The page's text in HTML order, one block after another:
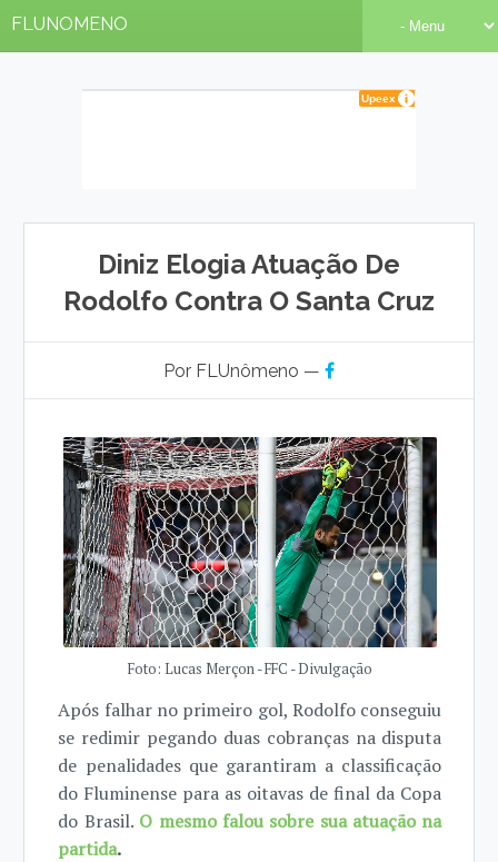
FLUNOMENO
Diniz Elogia Atuação De
Rodolfo Contra O Santa Cruz
Por FLUnômeno —
Foto: Lucas Merçon - FFC - Divulgação
Após falhar no primeiro gol, Rodolfo conseguiu
se redimir pegando duas cobranças na disputa
de penalidades que garantiram a classificação
do Fluminense para as oitavas de final da Copa
do Brasil. O mesmo falou sobre sua atuação na
partida.